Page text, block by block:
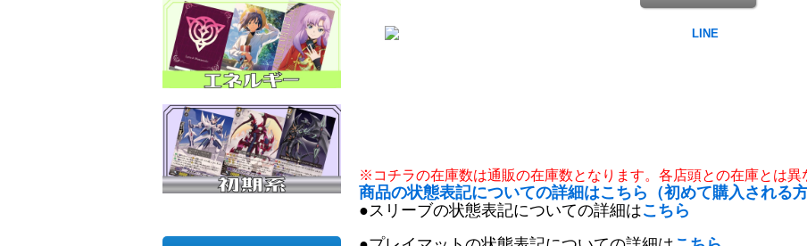
※コチラの在庫数は通販の在庫数となります。各店頭との在庫とは異
商品の状態表記についての詳細はこちら（初めて購入される
●スリーブの状態表記についての詳細はこちら